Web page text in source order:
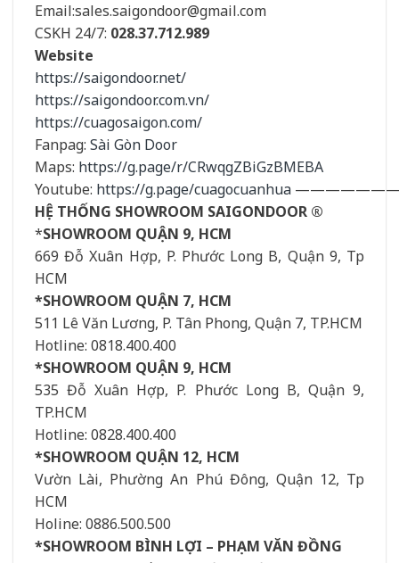
Email:sales.saigondoor@gmail.com
CSKH 24/7: 028.37.712.989
Website
https://saigondoor.net/
https://saigondoor.com.vn/
https://cuagosaigon.com/
Fanpag: Sài Gòn Door
Maps: https://g.page/r/CRwqgZBiGzBMEBA
Youtube: https://g.page/cuagocuanhua
HỆ THỐNG SHOWROOM SAIGONDOOR ®
*SHOWROOM QUẬN 9, HCM
669 Đỗ Xuân Hợp, P. Phước Long B, Quận 9, Tp
HCM
*SHOWROOM QUẬN 7, HCM
511 Lê Văn Lương, P. Tân Phong, Quận 7, TP.HCM
Hotline: 0818.400.400
*SHOWROOM QUẬN 9, HCM
535 Đỗ Xuân Hợp, P. Phước Long B, Quận 9,
TP.HCM
Hotline: 0828.400.400
*SHOWROOM QUẬN 12, HCM
Vườn Lài, Phường An Phú Đông, Quận 12, Tp
HCM
Holine: 0886.500.500
*SHOWROOM BÌNH LỢI – PHẠM VĂN ĐỒNG